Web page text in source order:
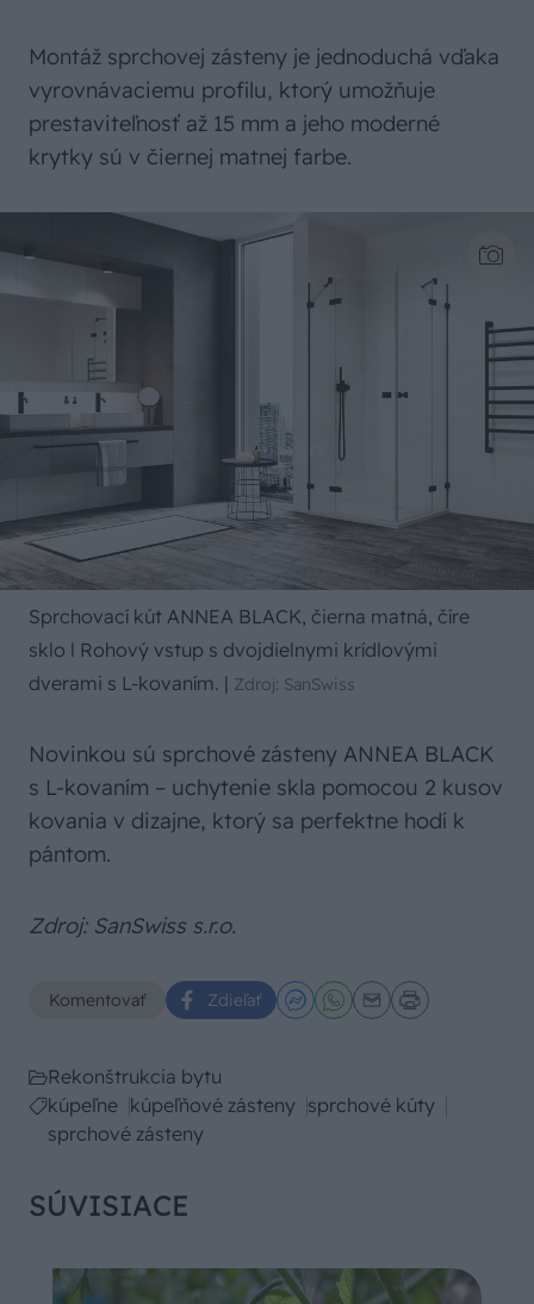
Montáž sprchovej zásteny je jednoduchá vďaka
vyrovnávaciemu profilu, ktorý umožňuje
prestaviteľnosť až 15 mm a jeho moderné
krytky sú v čiernej matnej farbe.
Sprchovací kút ANNEA BLACK, čierna matná, číre
sklo l Rohový vstup s dvojdielnymi krídlovými
dverami s L-kovaním. | Zdroj: SanSwiss
Novinkou sú sprchové zásteny ANNEA BLACK
s L-kovaním – uchytenie skla pomocou 2 kusov
kovania v dizajne, ktorý sa perfektne hodí k
pántom.
Zdroj: SanSwiss s.r.o.
Komentovať Zdieľať
Rekonštrukcia bytu
kúpeľne kúpeľňové zásteny sprchové kúty
sprchové zásteny
SÚVISIACE